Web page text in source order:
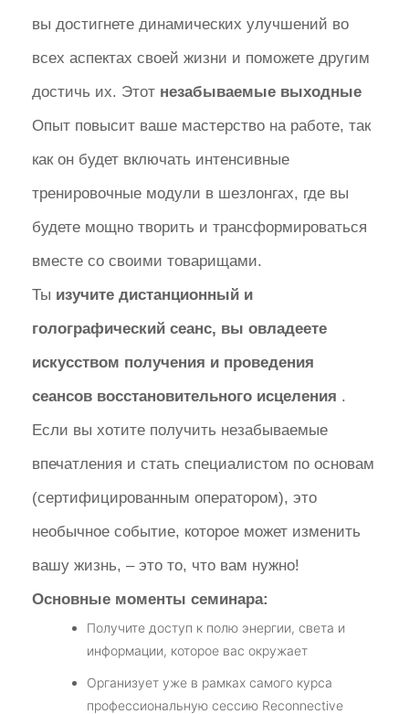
вы достигнете динамических улучшений во
всех аспектах своей жизни и поможете другим
достичь их. Этот незабываемые выходные
Опыт повысит ваше мастерство на работе, так
как он будет включать интенсивные
тренировочные модули в шезлонгах, где вы
будете мощно творить и трансформироваться
вместе со своими товарищами.
Ты изучите дистанционный и
голографический сеанс, вы овладеете
искусством получения и проведения
сеансов восстановительного исцеления .
Если вы хотите получить незабываемые
впечатления и стать специалистом по основам
(сертифицированным оператором), это
необычное событие, которое может изменить
вашу жизнь, – это то, что вам нужно!
Основные моменты семинара:
Получите доступ к полю энергии, света и
информации, которое вас окружает
Организует уже в рамках самого курса
профессиональную сессию Reconnective